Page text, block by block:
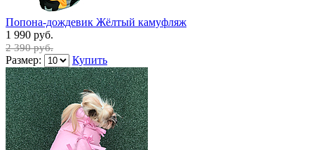
Попона-дождевик Жёлтый камуфляж
1 990 руб.
2 390 руб.
Размер: Купить